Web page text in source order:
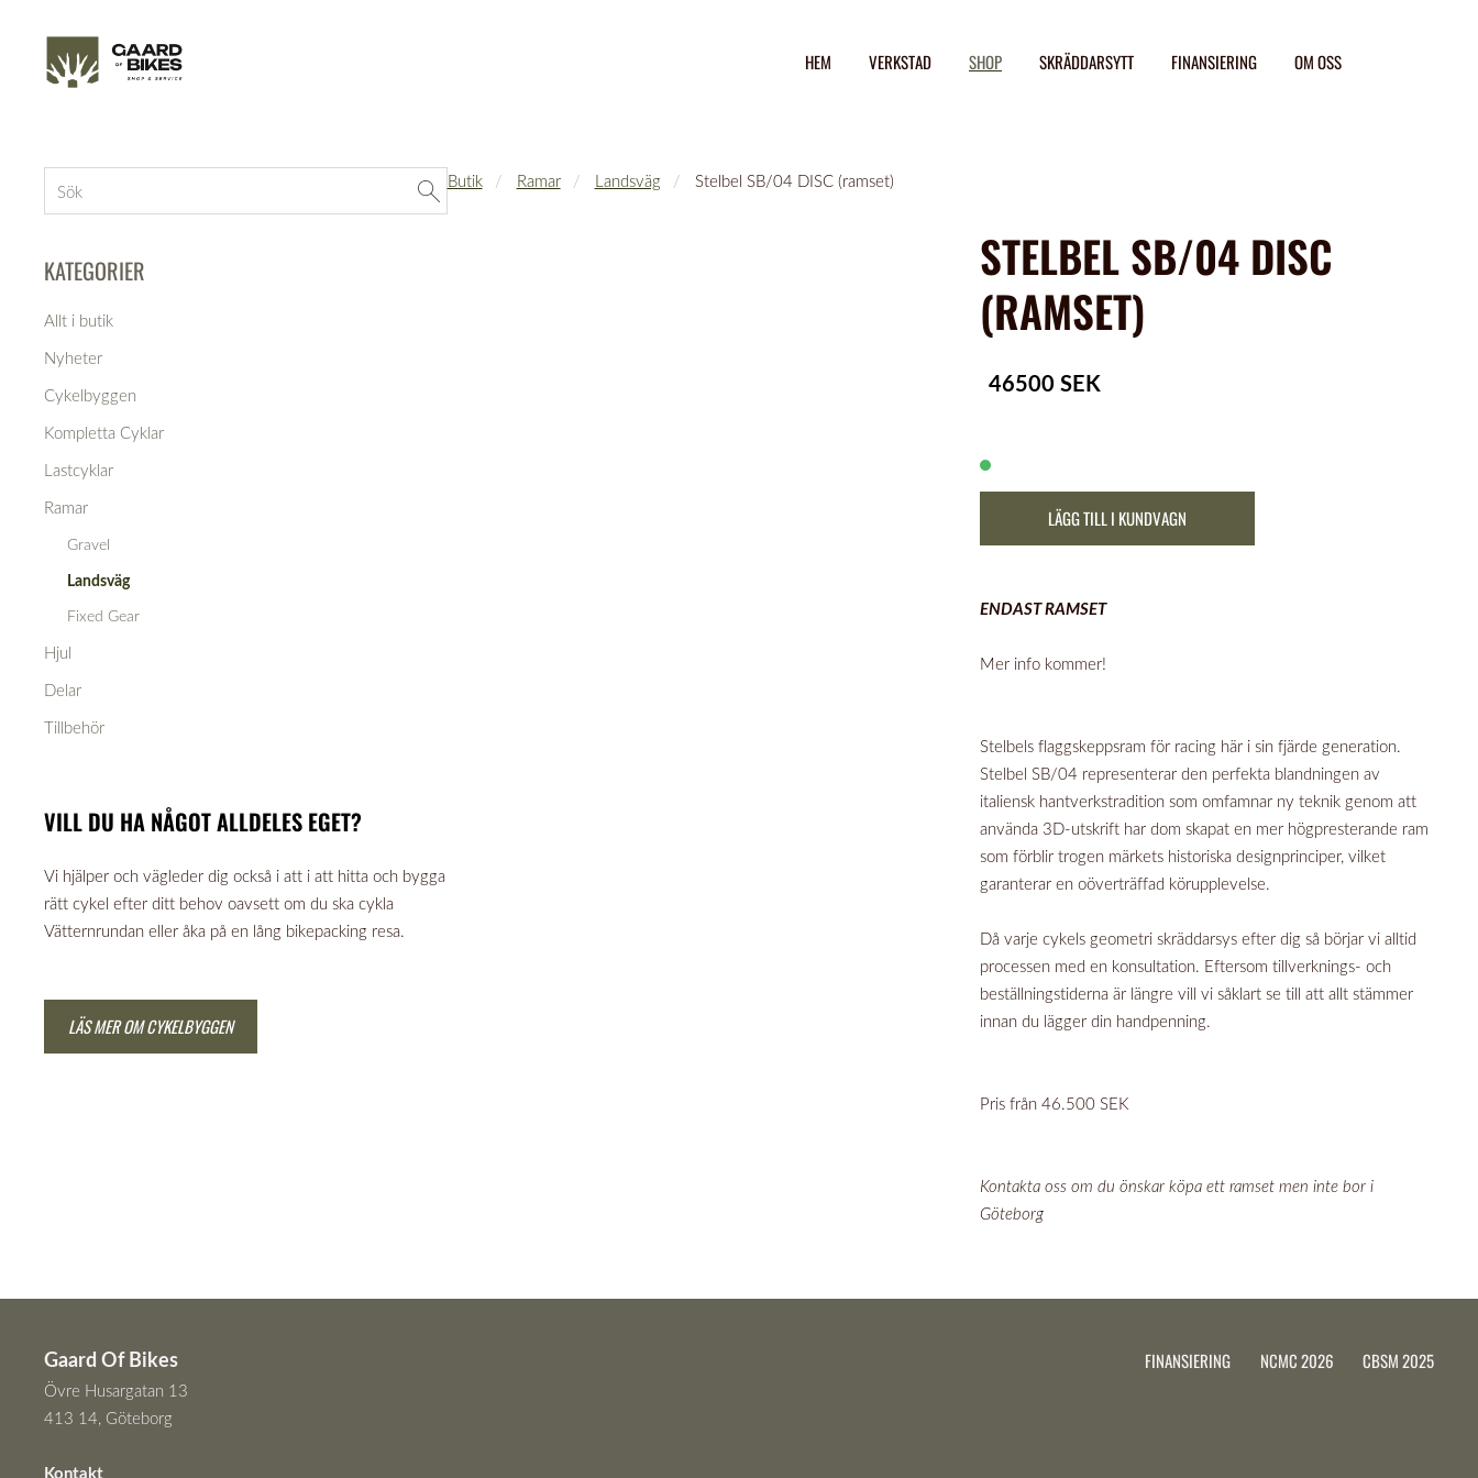
HEM VERKSTAD SHOP SKRÄDDARSYTT FINANSIERING OM OSS
KATEGORIER
Allt i butik
Nyheter
Cykelbyggen
Kompletta Cyklar
Lastcyklar
Ramar
Gravel
Landsväg
Fixed Gear
Hjul
Delar
Tillbehör
VILL DU HA NÅGOT ALLDELES EGET?
Vi hjälper och vägleder dig också i att i att hitta och bygga
rätt cykel efter ditt behov oavsett om du ska cykla
Vätternrundan eller åka på en lång bikepacking resa.
LÄS MER OM CYKELBYGGEN
Butik Ramar Landsväg Stelbel SB/04 DISC (ramset)
STELBEL SB/04 DISC
(RAMSET)
46500 SEK
LÄGG TILL I KUNDVAGN
ENDAST RAMSET
Mer info kommer!
Stelbels flaggskeppsram för racing här i sin fjärde generation.
Stelbel SB/04 representerar den perfekta blandningen av
italiensk hantverkstradition som omfamnar ny teknik genom att
använda 3D-utskrift har dom skapat en mer högpresterande ram
som förblir trogen märkets historiska designprinciper, vilket
garanterar en oöverträffad körupplevelse.
Då varje cykels geometri skräddarsys efter dig så börjar vi alltid
processen med en konsultation. Eftersom tillverknings- och
beställningstiderna är längre vill vi såklart se till att allt stämmer
innan du lägger din handpenning.
Pris från 46.500 SEK
Kontakta oss om du önskar köpa ett ramset men inte bor i
Göteborg
FINANSIERING NCMC 2026 CBSM 2025
Gaard Of Bikes
Övre Husargatan 13
413 14, Göteborg
Kontakt